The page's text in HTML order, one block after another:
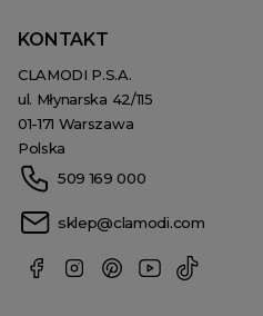
KONTAKT
CLAMODI P.S.A.
ul. Młynarska 42/115
01-171 Warszawa
Polska
509 169 000
sklep@clamodi.com